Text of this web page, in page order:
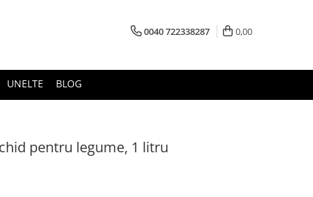
0040 722338287 0,00
UNELTE BLOG
pentru legume, 1 litru